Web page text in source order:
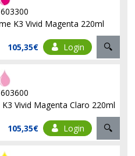
K3 Vivid Magenta 220ml
105,35€ Login
Vivid Magenta Claro 220ml
105,35€ Login